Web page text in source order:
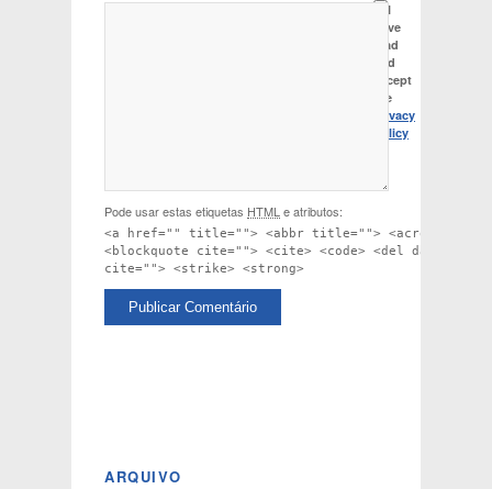
I
have
read
and
accept
the
Privacy
Policy
Pode usar estas etiquetas HTML e atributos:
<a href="" title=""> <abbr title=""> <acronym
<blockquote cite=""> <cite> <code> <del
cite=""> <strike> <strong>
ARQUIVO